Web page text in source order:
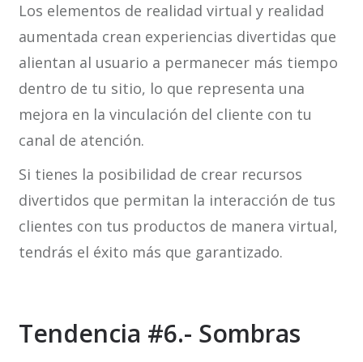
Los elementos de realidad virtual y realidad
aumentada crean experiencias divertidas que
alientan al usuario a permanecer más tiempo
dentro de tu sitio, lo que representa una
mejora en la vinculación del cliente con tu
canal de atención.
Si tienes la posibilidad de crear recursos
divertidos que permitan la interacción de tus
clientes con tus productos de manera virtual,
tendrás el éxito más que garantizado.
Tendencia #6.- Sombras